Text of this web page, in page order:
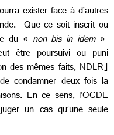
exister face à d’autres
Que ce soit inscrit ou
du « non bis in idem»
être poursuivi ou puni
des mêmes faits, NDLR]
condamner deux fois la
En ce sens, l’OCDE
un cas qu’une seule